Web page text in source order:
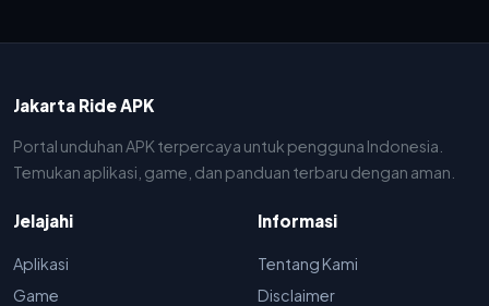
Jakarta Ride APK
Portal unduhan APK terpercaya untuk pengguna Indonesia.
Temukan aplikasi, game, dan panduan terbaru dengan aman.
Jelajahi
Aplikasi
Game
Informasi
Tentang Kami
Disclaimer